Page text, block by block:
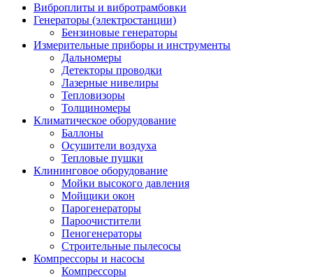
Виброплиты и вибротрамбовки
Генераторы (электростанции)
Бензиновые генераторы
Измерительные приборы и инструменты
Дальномеры
Детекторы проводки
Лазерные нивелиры
Тепловизоры
Толщиномеры
Климатическое оборудование
Баллоны
Осушители воздуха
Тепловые пушки
Клининговое оборудование
Мойки высокого давления
Мойщики окон
Парогенераторы
Пароочистители
Пеногенераторы
Строительные пылесосы
Компрессоры и насосы
Компрессоры